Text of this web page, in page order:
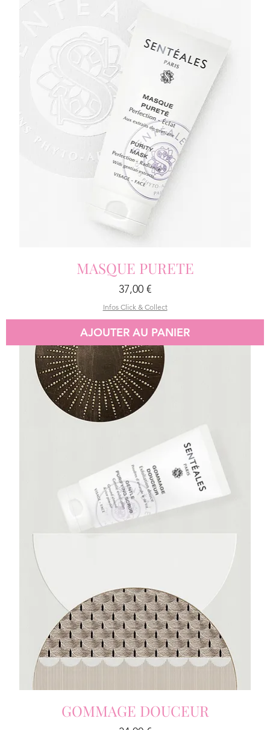
MASQUE PURETE
Prix
37,00 €
Infos Click & Collect
AJOUTER AU PANIER
GOMMAGE DOUCEUR